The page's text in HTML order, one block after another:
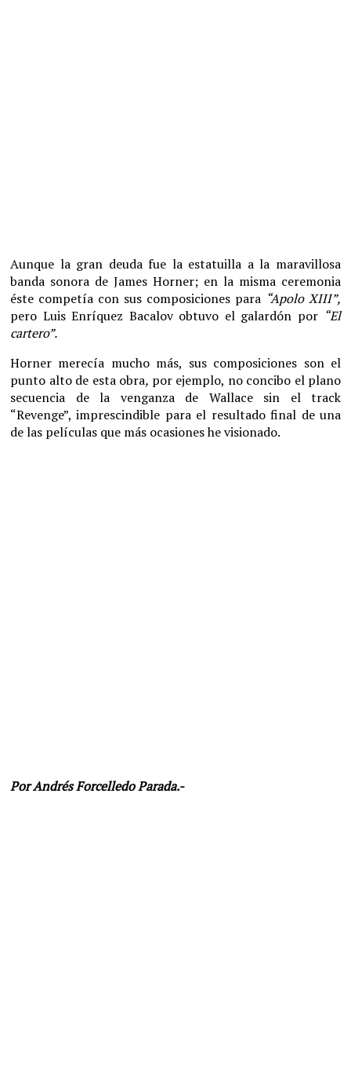
Aunque la gran deuda fue la estatuilla a la maravillosa
banda sonora de James Horner; en la misma ceremonia
éste competía con sus composiciones para “Apolo XIII”,
pero Luis Enríquez Bacalov obtuvo el galardón por “El
cartero”.
Horner merecía mucho más, sus composiciones son el
punto alto de esta obra, por ejemplo, no concibo el plano
secuencia de la venganza de Wallace sin el track
“Revenge”, imprescindible para el resultado final de una
de las películas que más ocasiones he visionado.
Por Andrés Forcelledo Parada.-